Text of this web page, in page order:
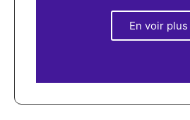
En voir plus